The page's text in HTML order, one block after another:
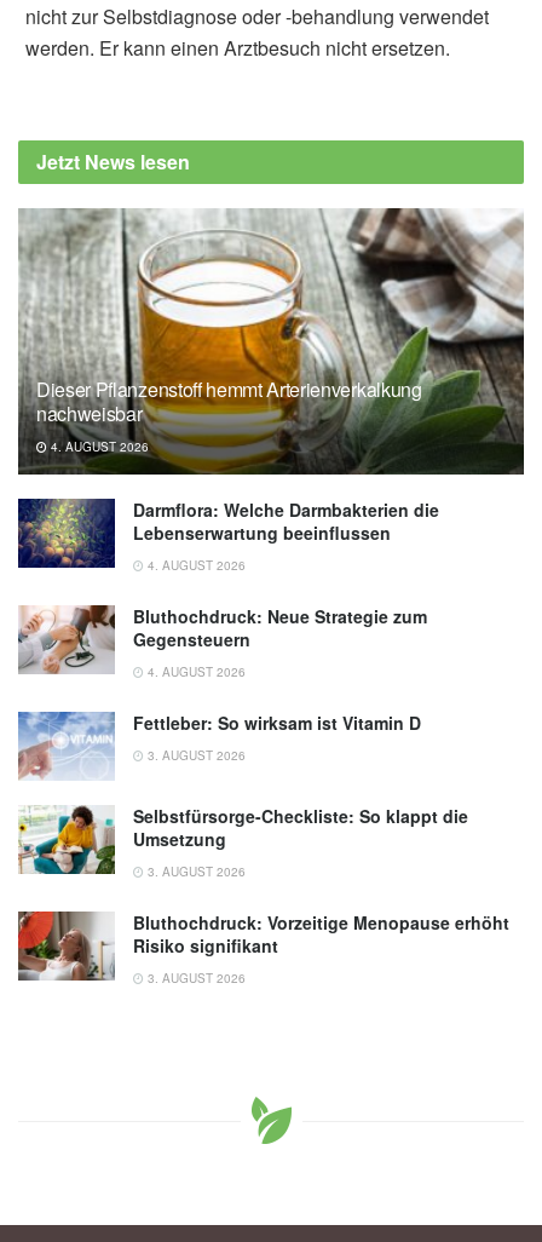
nicht zur Selbstdiagnose oder -behandlung verwendet
werden. Er kann einen Arztbesuch nicht ersetzen.
Jetzt News lesen
Dieser Pflanzenstoff hemmt Arterienverkalkung
nachweisbar
4. AUGUST 2026
Darmflora: Welche Darmbakterien die
Lebenserwartung beeinflussen
4. AUGUST 2026
Bluthochdruck: Neue Strategie zum
Gegensteuern
4. AUGUST 2026
Fettleber: So wirksam ist Vitamin D
3. AUGUST 2026
Selbstfürsorge-Checkliste: So klappt die
Umsetzung
3. AUGUST 2026
Bluthochdruck: Vorzeitige Menopause erhöht
Risiko signifikant
3. AUGUST 2026